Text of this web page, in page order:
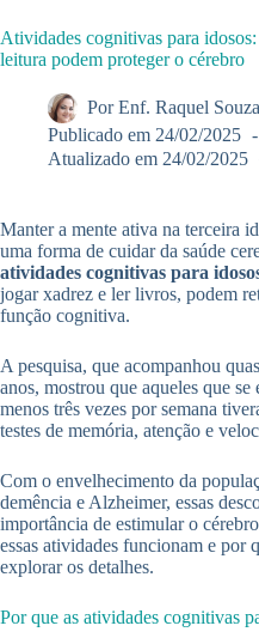
Atividades cognitivas para
leitura podem proteger o cérebro
Por Enf. Raquel
Publicado em 24/02/2025
Atualizado em 24/02/2025
Manter a mente ativa na terceira
uma forma de cuidar da saúde
atividades cognitivas para
jogar xadrez e ler livros, podem
função cognitiva.
A pesquisa, que acompanhou
anos, mostrou que aqueles que
menos três vezes por semana
testes de memória, atenção e
Com o envelhecimento da
demência e Alzheimer, essas
importância de estimular o
essas atividades funcionam e por
explorar os detalhes.
Por que as atividades cognitivas